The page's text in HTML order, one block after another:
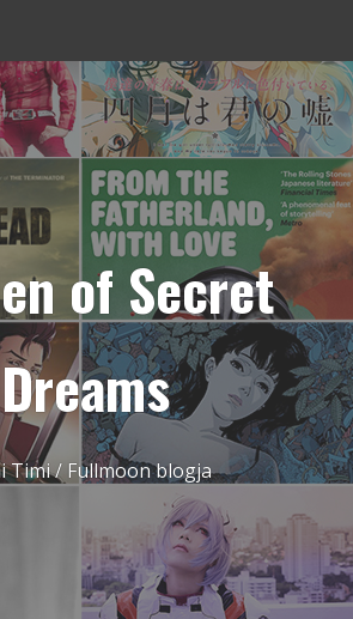
of Secret
Dreams
Timi / Fullmoon blogja